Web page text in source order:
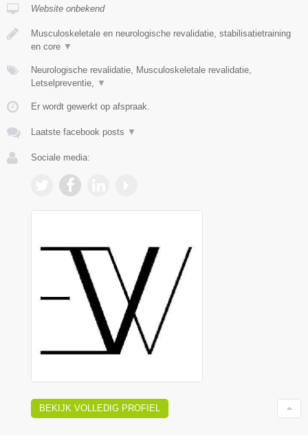
Website onbekend
Musculoskeletale en neurologische revalidatie, stabilisatietraining
en core ▼
Neurologische revalidatie, Musculoskeletale revalidatie,
Letselpreventie, ▼
Er wordt gewerkt op afspraak.
Laatste facebook posts ▼
Sociale media:
BEKIJK VOLLEDIG PROFIEL